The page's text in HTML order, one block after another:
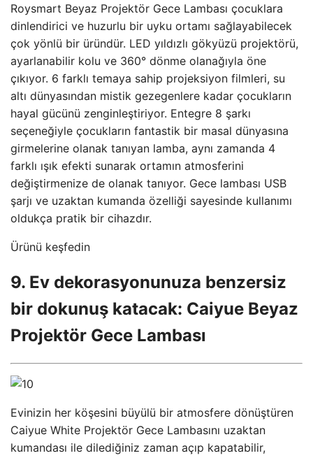
Roysmart Beyaz Projektör Gece Lambası çocuklara
dinlendirici ve huzurlu bir uyku ortamı sağlayabilecek
çok yönlü bir üründür. LED yıldızlı gökyüzü projektörü,
ayarlanabilir kolu ve 360° dönme olanağıyla öne
çıkıyor. 6 farklı temaya sahip projeksiyon filmleri, su
altı dünyasından mistik gezegenlere kadar çocukların
hayal gücünü zenginleştiriyor. Entegre 8 şarkı
seçeneğiyle çocukların fantastik bir masal dünyasına
girmelerine olanak tanıyan lamba, aynı zamanda 4
farklı ışık efekti sunarak ortamın atmosferini
değiştirmenize de olanak tanıyor. Gece lambası USB
şarjı ve uzaktan kumanda özelliği sayesinde kullanımı
oldukça pratik bir cihazdır.
Ürünü keşfedin
9. Ev dekorasyonunuza benzersiz
bir dokunuş katacak: Caiyue Beyaz
Projektör Gece Lambası
Evinizin her köşesini büyülü bir atmosfere dönüştüren
Caiyue White Projektör Gece Lambasını uzaktan
kumandası ile dilediğiniz zaman açıp kapatabilir,